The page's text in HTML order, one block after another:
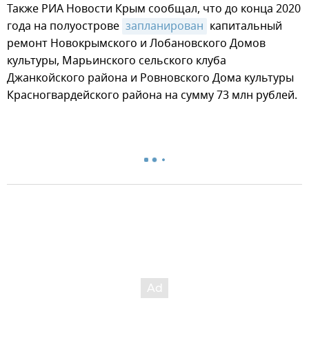
Также РИА Новости Крым сообщал, что до конца 2020
года на полуострове запланирован капитальный
ремонт Новокрымского и Лобановского Домов
культуры, Марьинского сельского клуба
Джанкойского района и Ровновского Дома культуры
Красногвардейского района на сумму 73 млн рублей.